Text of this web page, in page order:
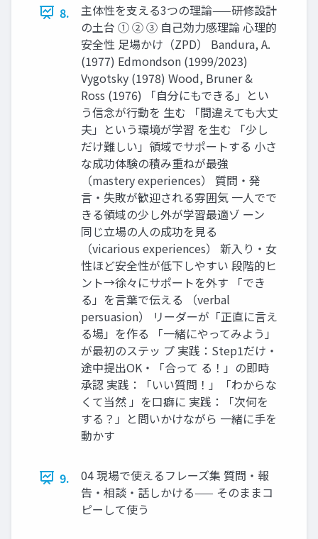
8.
主体性を支える3つの理論——研修設計
の土台 ① ② ③ 自己効力感理論 心理的
安全性 足場かけ（ZPD） Bandura, A.
(1977) Edmondson (1999/2023)
Vygotsky (1978) Wood, Bruner &
Ross (1976) 「自分にもできる」とい
う信念が行動を 生む 「間違えても大丈
夫」という環境が学習 を生む 「少し
だけ難しい」領域でサポートする 小さ
な成功体験の積み重ねが最強
（mastery experiences） 質問・発
言・失敗が歓迎される雰囲気 一人でで
きる領域の少し外が学習最適ゾ ーン
同じ立場の人の成功を見る
（vicarious experiences） 新入り・女
性ほど安全性が低下しやすい 段階的ヒ
ント→徐々にサポートを外す 「でき
る」を言葉で伝える （verbal
persuasion） リーダーが「正直に言え
る場」を作る 「一緒にやってみよう」
が最初のステッ プ 実践：Step1だけ・
途中提出OK・「合って る！」の即時
承認 実践：「いい質問！」「わからな
くて当然 」を口癖に 実践：「次何を
する？」と問いかけながら 一緒に手を
動かす
9.
04 現場で使えるフレーズ集 質問・報
告・相談・話しかける—— そのままコ
ピーして使う